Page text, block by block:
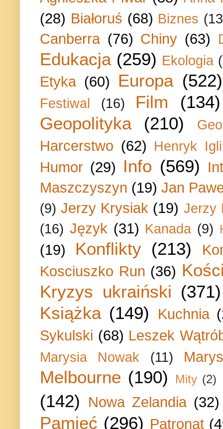
(28) Białoruś (68) Biznes
Canberra (76) Chiny (63)
Edukacja (259) Ekologia
Etyka (60) Europa (522)
Festiwal (16) Film
(134)
Geopolityka
(210)
Harcerstwo (62) Henryk
Humor (29) Info (569)
Maszczyszyn (19) Jan
(9) Jerzy Krysiak (19) Jerzy
(16) Język (31) Kanada (9)
(19) Konflikty (213)
Kosciuszko Run (36)
Kryzys ukraiński (371)
Książka (149) Kuchnia
Sykulski (68) Leszek
Marysia Nowak (11)
Melbourne (190) Mity (2)
(142) Nowa Zelandia (32)
Pamięć (296) Patronat